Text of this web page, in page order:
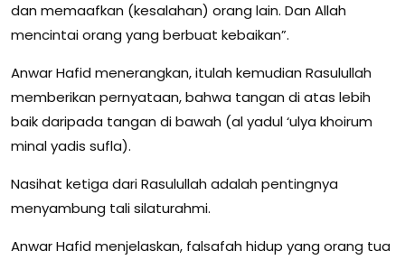
dan memaafkan (kesalahan) orang lain. Dan Allah
mencintai orang yang berbuat kebaikan”.
Anwar Hafid menerangkan, itulah kemudian Rasulullah
memberikan pernyataan, bahwa tangan di atas lebih
baik daripada tangan di bawah (al yadul ‘ulya khoirum
minal yadis sufla).
Nasihat ketiga dari Rasulullah adalah pentingnya
menyambung tali silaturahmi.
Anwar Hafid menjelaskan, falsafah hidup yang orang tua